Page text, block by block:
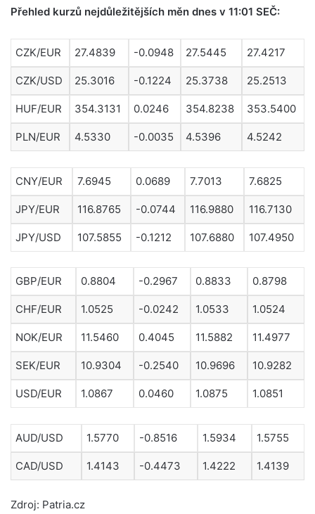
Přehled kurzů nejdůležitějších měn dnes v 11:01 SEČ:
CZK/EUR 27.4839 -0.0948 27.5445 27.4217
CZK/USD 25.3016 -0.1224 25.3738 25.2513
HUF/EUR 354.3131 0.0246 354.8238 353.5400
PLN/EUR 4.5330 -0.0035 4.5396 4.5242
CNY/EUR 7.6945 0.0689 7.7013 7.6825
JPY/EUR 116.8765 -0.0744 116.9880 116.7130
JPY/USD 107.5855 -0.1212 107.6880 107.4950
GBP/EUR 0.8804 -0.2967 0.8833 0.8798
CHF/EUR 1.0525 -0.0242 1.0533 1.0524
NOK/EUR 11.5460 0.4045 11.5882 11.4977
SEK/EUR 10.9304 -0.2540 10.9696 10.9282
USD/EUR 1.0867 0.0460 1.0875 1.0851
AUD/USD 1.5770 -0.8516 1.5934 1.5755
CAD/USD 1.4143 -0.4473 1.4222 1.4139
Zdroj: Patria.cz